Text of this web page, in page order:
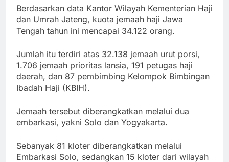
Berdasarkan data Kantor Wilayah Kementerian Haji
dan Umrah Jateng, kuota jemaah haji Jawa
Tengah tahun ini mencapai 34.122 orang.
Jumlah itu terdiri atas 32.138 jemaah urut porsi,
1.706 jemaah prioritas lansia, 191 petugas haji
daerah, dan 87 pembimbing Kelompok Bimbingan
Ibadah Haji (KBIH).
Jemaah tersebut diberangkatkan melalui dua
embarkasi, yakni Solo dan Yogyakarta.
Sebanyak 81 kloter diberangkatkan melalui
Embarkasi Solo, sedangkan 15 kloter dari wilayah